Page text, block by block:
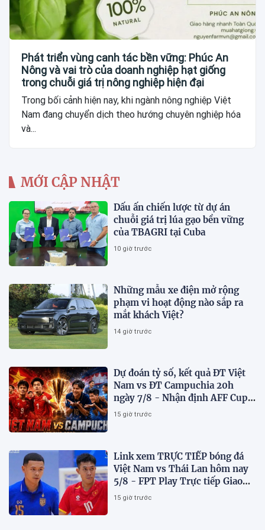
Phát triển vùng canh tác bền vững: Phúc An
Nông và vai trò của doanh nghiệp hạt giống
trong chuỗi giá trị nông nghiệp hiện đại
Trong bối cảnh hiện nay, khi ngành nông nghiệp Việt
Nam đang chuyển dịch theo hướng chuyên nghiệp hóa
và...
MỚI CẬP NHẬT
Dấu ấn chiến lược từ dự án
chuỗi giá trị lúa gạo bền vững
của TBAGRI tại Cuba
10 giờ trước
Những mẫu xe điện mở rộng
phạm vi hoạt động nào sắp ra
mắt khách Việt?
14 giờ trước
Dự đoán tỷ số, kết quả ĐT Việt
Nam vs ĐT Campuchia 20h
ngày 7/8 - Nhận định AFF Cup
2026
15 giờ trước
Link xem TRỰC TIẾP bóng đá
Việt Nam vs Thái Lan hôm nay
5/8 - FPT Play Trực tiếp Giao
hữu futsal 2026
15 giờ trước